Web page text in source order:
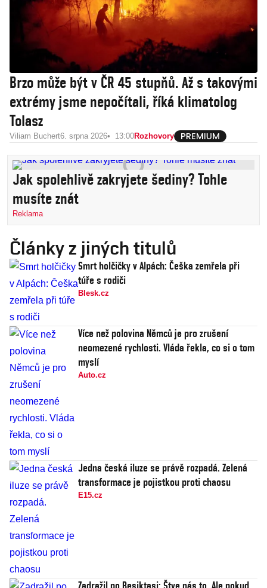
Brzo může být v ČR 45 stupňů. Až s takovými
extrémy jsme nepočítali, říká klimatolog
Tolasz
Viliam Buchert6. srpna 2026 13:00Rozhovory
Jak spolehlivě zakryjete šediny? Tohle
musíte znát
Reklama
Články z jiných titulů
Smrt holčičky v Alpách: Češka zemřela při
túře s rodiči
Blesk.cz
Více než polovina Němců je pro zrušení
neomezené rychlosti. Vláda řekla, co si o tom
myslí
Auto.cz
Jedna česká iluze se právě rozpadá. Zelená
transformace je pojistkou proti chaosu
E15.cz
Zadražil po Besiktasi: Štve nás to. Ale pokud